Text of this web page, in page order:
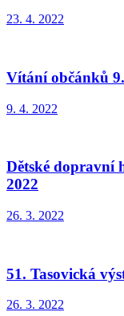
23. 4. 2022
Vítání občánků
9. 4. 2022
Dětské dopravní
2022
26. 3. 2022
51. Tasovická
26. 3. 2022